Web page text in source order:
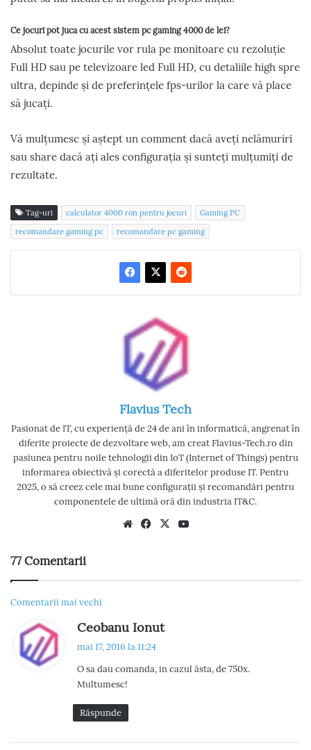
Ce jocuri pot juca cu acest sistem pc gaming 4000 de lei?
Absolut toate jocurile vor rula pe monitoare cu rezoluție
Full HD sau pe televizoare led Full HD, cu detaliile high spre
ultra, depinde și de preferințele fps-urilor la care vă place
să jucați.
Vă mulțumesc și aștept un comment dacă aveți nelămuriri
sau share dacă ați ales configurația și sunteți mulțumiți de
rezultate.
Tag-uri calculator 4000 ron pentru jocuri
Gaming PC
recomandare gaming pc
recomandare pc gaming
Flavius Tech
Pasionat de IT, cu experiență de 24 de ani în informatică, angrenat în
diferite proiecte de dezvoltare web, am creat Flavius-Tech.ro din
pasiunea pentru noile tehnologii din IoT (Internet of Things) pentru
informarea obiectivă și corectă a diferitelor produse IT. Pentru
2025, o să creez cele mai bune configurații și recomandări pentru
componentele de ultimă oră din industria IT&C.
We
Fac
X
77 Comentarii
N
a
v
a
Comentarii mai vechi
Ceobanu Ionut
n
mai 17, 2016 la 11:24
O sa dau comanda, in cazul ăsta, de 750x.
Multumesc!
Răspunde